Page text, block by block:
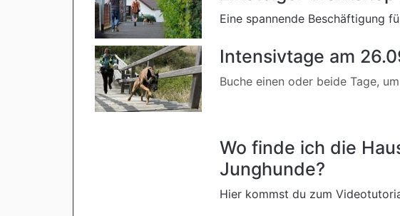
Eine spannende Beschäftigung
Intensivtage am
Buche einen oder beide Tage,
Wo finde ich die
Junghunde?
Hier kommst du zum